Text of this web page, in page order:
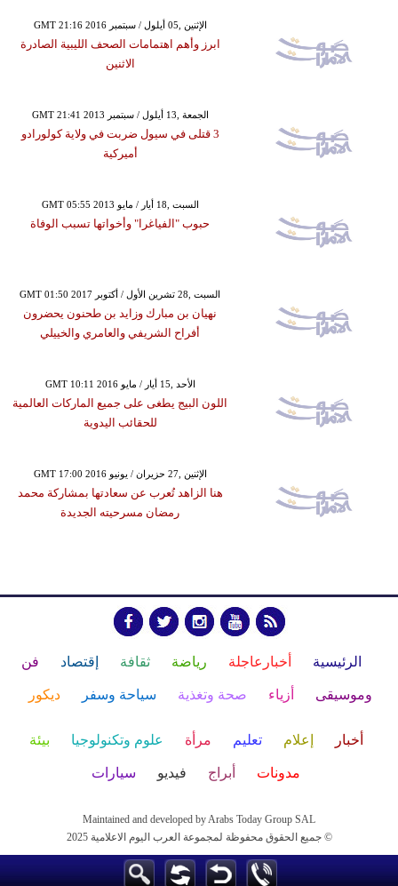
GMT 21:16 2016 الإثنين ,05 أيلول / سبتمبر
ابرز وأهم اهتمامات الصحف الليبية الصادرة
الاثنين
GMT 21:41 2013 الجمعة ,13 أيلول / سبتمبر
3 قتلى في سيول ضربت في ولاية كولورادو
أميركية
GMT 05:55 2013 السبت ,18 أيار / مايو
حبوب "الفياغرا" وأخواتها تسبب الوفاة
GMT 01:50 2017 السبت ,28 تشرين الأول / أكتوبر
نهيان بن مبارك وزايد بن طحنون يحضرون
أفراح الشريفي والعامري والخييلي
GMT 10:11 2016 الأحد ,15 أيار / مايو
اللون البيج يطغى على جميع الماركات العالمية
للحقائب اليدوية
GMT 17:00 2016 الإثنين ,27 حزيران / يونيو
هنا الزاهد تُعرب عن سعادتها بمشاركة محمد
رمضان مسرحيته الجديدة
الرئيسية أخبارعاجلة رياضة ثقافة إقتصاد فن
وموسيقى أزياء صحة وتغذية سياحة وسفر ديكور
أخبار إعلام تعليم مرأة علوم وتكنولوجيا بيئة
مدونات أبراج فيديو سيارات
Maintained and developed by Arabs Today Group SAL
جميع الحقوق محفوظة لمجموعة العرب اليوم الاعلامية 2025 ©